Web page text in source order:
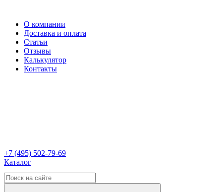
О компании
Доставка и оплата
Статьи
Отзывы
Калькулятор
Контакты
+7 (495) 502-79-69
Каталог